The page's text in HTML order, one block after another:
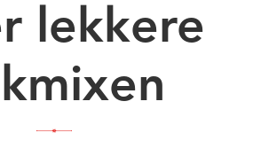
lekkere